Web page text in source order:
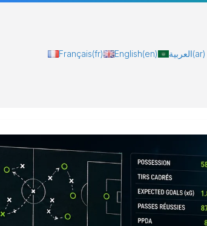
Français(fr) English(en) العربية(ar)